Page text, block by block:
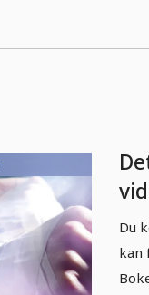
Du
kan